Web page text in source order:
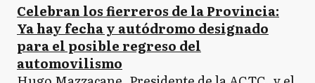
Celebran los fierreros de la Provincia:
Ya hay fecha y autódromo designado
para el posible regreso del
automovilismo